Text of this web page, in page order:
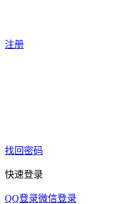
注册
找回密码
快速登录
QQ登录微信登录